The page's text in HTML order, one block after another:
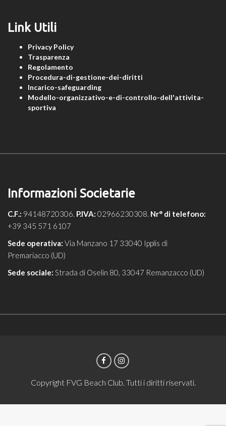
Link Utili
Privacy Policy
Trasparenza
Regolamento
Procedura-di-gestione-dei-diritti
Incarico-safeguarding
Modello-organizzativo-e-di-controllo-dell'attivita-
sportiva
Informazioni Societarie
C.F.: 94148720306. P.IVA: 02966230308. Nr° di telefono:
+39 345 571 6107
Sede operativa: Via Manzano 17 33040 Ipplis di
Premariacco (UD)
Sede sociale: Strada di Oselin 80, 33047 Remanzacco (UD)
Copyright FVG Beach Club. Tutti i diritti riservati.